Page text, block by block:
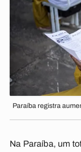
Paraíba registra
Na Paraíba, um